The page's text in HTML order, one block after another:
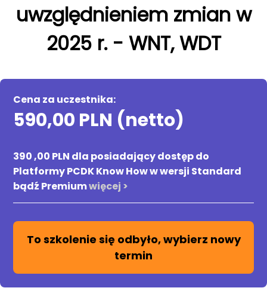
uwzględnieniem zmian w
2025 r. - WNT, WDT
Cena za uczestnika:
590,00 PLN (netto)
390 ,00 PLN dla posiadający dostęp do
Platformy PCDK Know How w wersji Standard
bądź Premiumwięcej >
To szkolenie się odbyło, wybierz nowy
termin